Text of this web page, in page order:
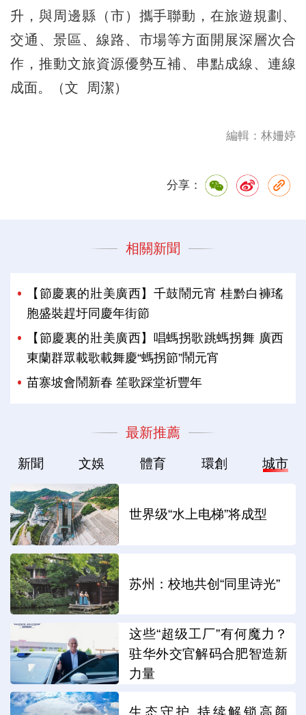
升，與周邊縣（市）攜手聯動，在旅遊規劃、
交通、景區、線路、市場等方面開展深層次合
作，推動文旅資源優勢互補、串點成線、連線
成面。（文 周潔）
編輯：林姍婷
分享：
相關新聞
【節慶裏的壯美廣西】千鼓鬧元宵 桂黔白褲瑤
胞盛裝趕圩同慶年街節
【節慶裏的壯美廣西】唱螞拐歌跳螞拐舞 廣西
東蘭群眾載歌載舞慶“螞拐節”鬧元宵
苗寨坡會鬧新春 笙歌踩堂祈豐年
最新推薦
新聞 文娛 體育 環創 城市
世界级“水上电梯”将成型
苏州：校地共创“同里诗光”
这些“超级工厂”有何魔力？
驻华外交官解码合肥智造新
力量
生态守护 持续解锁高颜